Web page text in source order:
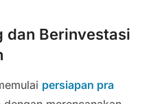
dan Berinvestasi
persiapan pra